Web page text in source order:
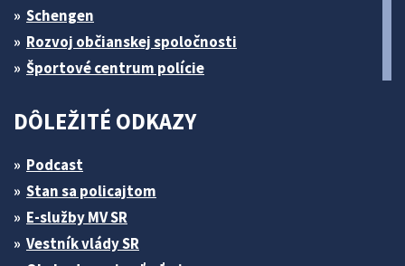
Schengen
Rozvoj občianskej spoločnosti
Športové centrum polície
DÔLEŽITÉ ODKAZY
Podcast
Stan sa policajtom
E-služby MV SR
Vestník vlády SR